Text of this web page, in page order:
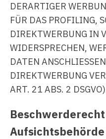
DERARTIGER
FÜR DAS PROFILING,
DIREKTWERBUNG IN
WIDERSPRECHEN,
DATEN
DIREKTWERBUNG
ART. 21 ABS. 2
Aufsichts­behörde